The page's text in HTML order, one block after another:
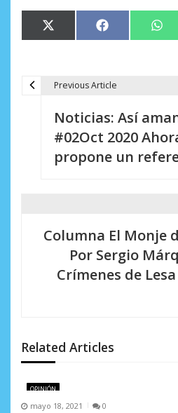
Compartir
en
X
(Twitter)
Compartir
en
Facebook
en
d
e
Previous Article
Noticias: Así
#02Oct 2020
propone un
Columna El Monje
Por Sergio
Crímenes de
Related Articles
OPINIÓN
mayo 18, 2021 0